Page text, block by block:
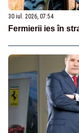
30 iul. 2026, 07:54
Fermierii ies în